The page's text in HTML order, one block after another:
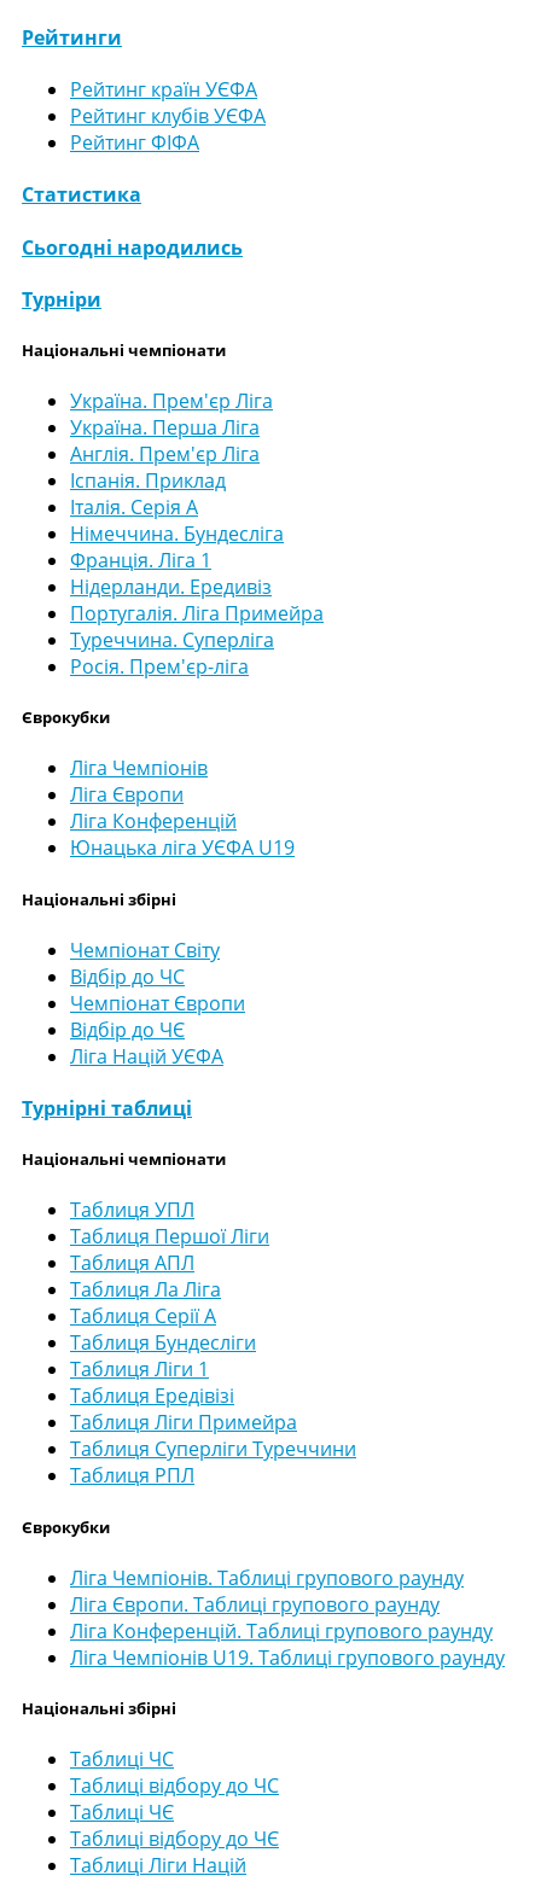
Рейтинги
Рейтинг країн УЄФА
Рейтинг клубів УЄФА
Рейтинг ФІФА
Статистика
Сьогодні народились
Турніри
Національні чемпіонати
Україна. Прем'єр Ліга
Україна. Перша Ліга
Англія. Прем'єр Ліга
Іспанія. Приклад
Італія. Серія А
Німеччина. Бундесліга
Франція. Ліга 1
Нідерланди. Ередивіз
Португалія. Ліга Примейра
Туреччина. Суперліга
Росія. Прем'єр-ліга
Єврокубки
Ліга Чемпіонів
Ліга Європи
Ліга Конференцій
Юнацька ліга УЄФА U19
Національні збірні
Чемпіонат Світу
Відбір до ЧС
Чемпіонат Європи
Відбір до ЧЄ
Ліга Націй УЄФА
Турнірні таблиці
Національні чемпіонати
Таблиця УПЛ
Таблиця Першої Ліги
Таблиця АПЛ
Таблиця Ла Ліга
Таблиця Серії А
Таблиця Бундесліги
Таблиця Ліги 1
Таблиця Ередівізі
Таблиця Ліги Примейра
Таблиця Суперліги Туреччини
Таблиця РПЛ
Єврокубки
Ліга Чемпіонів. Таблиці групового раунду
Ліга Європи. Таблиці групового раунду
Ліга Конференцій. Таблиці групового раунду
Ліга Чемпіонів U19. Таблиці групового раунду
Національні збірні
Таблиці ЧС
Таблиці відбору до ЧС
Таблиці ЧЄ
Таблиці відбору до ЧЄ
Таблиці Ліги Націй